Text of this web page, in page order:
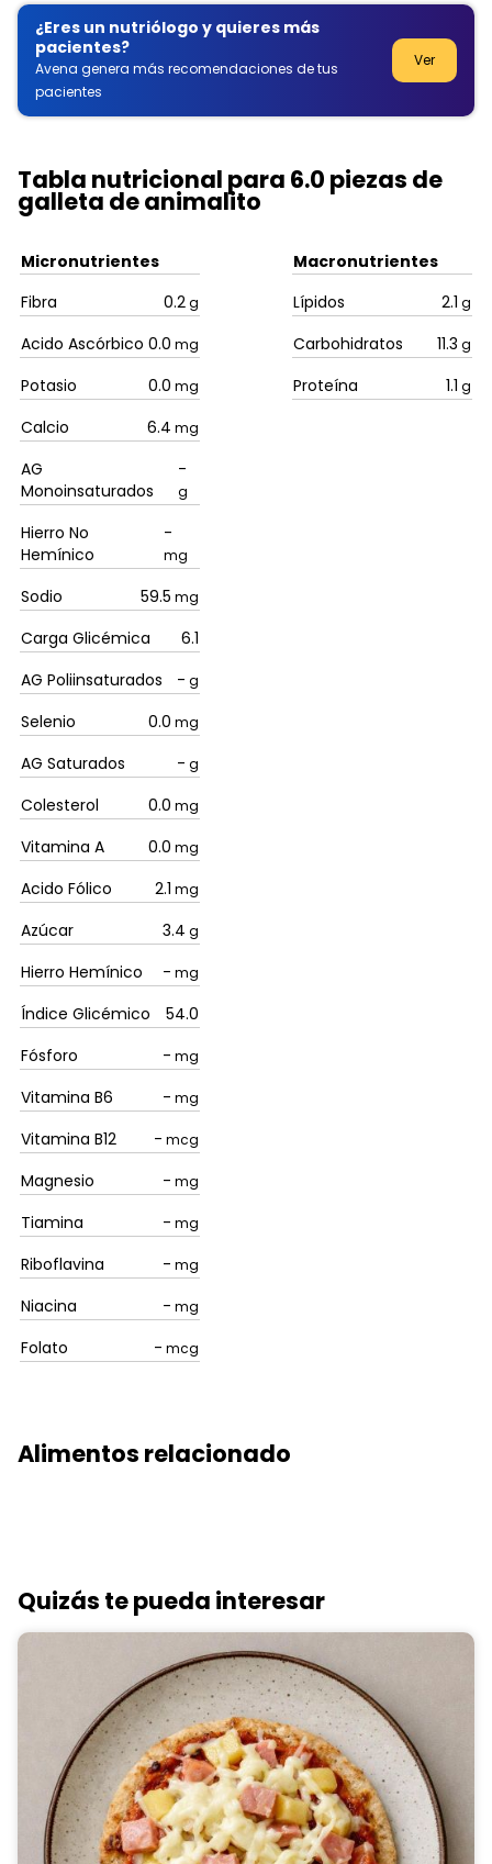
¿Eres un nutriólogo y quieres más
pacientes?
Avena genera más recomendaciones de tus
pacientes
Ver
Tabla nutricional para 6.0 piezas de
galleta de animalito
Micronutrientes
Fibra
0.2g
Acido Ascórbico 0.0 mg
Potasio 0.0 mg
Calcio 6.4 mg
AG
Monoinsaturados
-
g
Hierro No
Hemínico
-
mg
Sodio 59.5 mg
Carga Glicémica
6.1
AG Poliinsaturados
- g
Selenio 0.0 mg
AG Saturados - g
Colesterol 0.0 mg
Vitamina A 0.0 mg
Acido Fólico 2.1 mg
Azúcar 3.4 g
Hierro Hemínico - mg
Índice Glicémico
54.0
Fósforo
- mg
Vitamina B6 - mg
Vitamina B12 - mcg
Magnesio - mg
Tiamina - mg
Riboflavina - mg
Niacina - mg
Folato - mcg
Macronutrientes
Lípidos
2.1 g
Carbohidratos 11.3 g
Proteína 1.1 g
Alimentos relacionado
Quizás te pueda interesar